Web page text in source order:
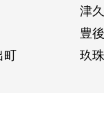
津
豊
町
玖